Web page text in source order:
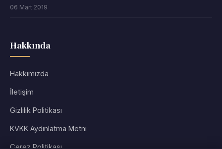
06 Mart 2019
Hakkında
Hakkımızda
İletişim
Gizlilik Politikası
KVKK Aydınlatma Metni
Çerez Politikası